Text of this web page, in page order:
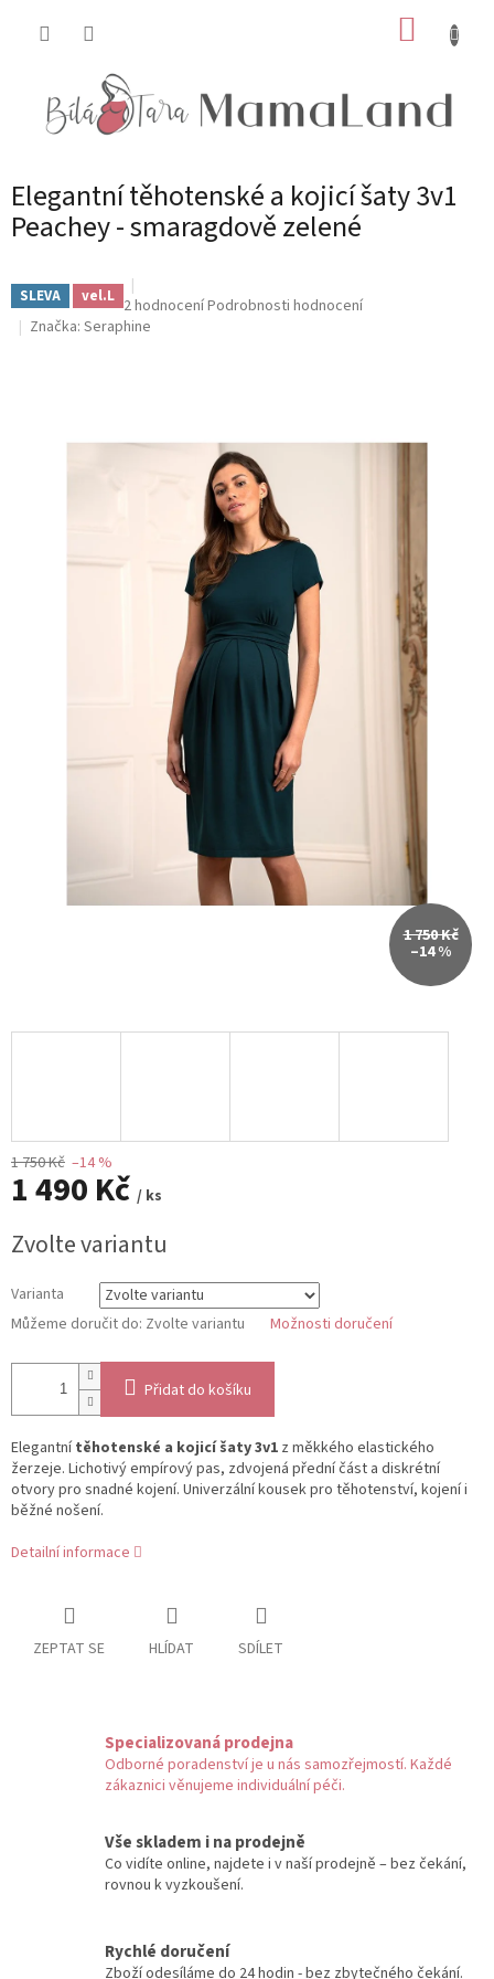
Elegantní těhotenské a kojicí šaty 3v1
Peachey - smaragdově zelené
SLEVA vel.L Průměrné
hodnocení
hvězdiček.
2 hodnoceníPodrobnosti hodnocení
Značka: Seraphine
1 750 Kč
–14 %
1 750 Kč –14 %
1 490 Kč / ks
cena:
Zvolte variantu
Varianta
Můžeme doručit do: Zvolte variantu Možnosti doručení
Přidat do košíku
Elegantnítěhotenské a kojicí šaty 3v1 z měkkého elastického
žerzeje. Lichotivý empírový pas, zdvojená přední část a diskrétní
otvory pro snadné kojení. Univerzální kousek pro těhotenství, kojení i
běžné nošení.
Detailní informace
ZEPTAT SE HLÍDAT SDÍLET
Specializovaná prodejna
Odborné poradenství je u nás samozřejmostí. Každé
zákaznici věnujeme individuální péči.
Vše skladem i na prodejně
Co vidíte online, najdete i v naší prodejně – bez čekání,
rovnou k vyzkoušení.
Rychlé doručení
Zboží odesíláme do 24 hodin - bez zbytečného čekání.